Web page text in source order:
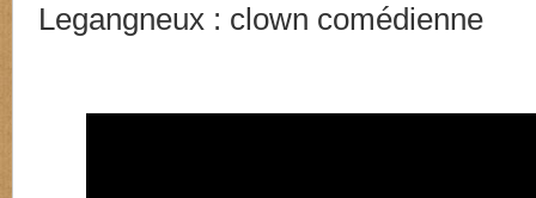
Legangneux : clown comédienne